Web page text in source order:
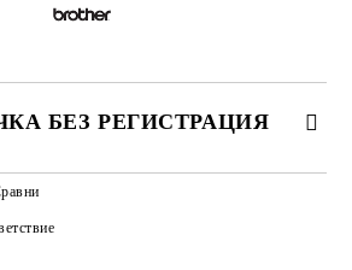
БЕЗ РЕГИСТРАЦИЯ
ПОПЪЛНЕТЕ 3 ПОЛЕТА